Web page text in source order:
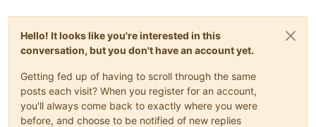
Hello! It looks like you're interested in this
conversation, but you don't have an account yet.
Getting fed up of having to scroll through the same
posts each visit? When you register for an account,
you'll always come back to exactly where you were
before, and choose to be notified of new replies